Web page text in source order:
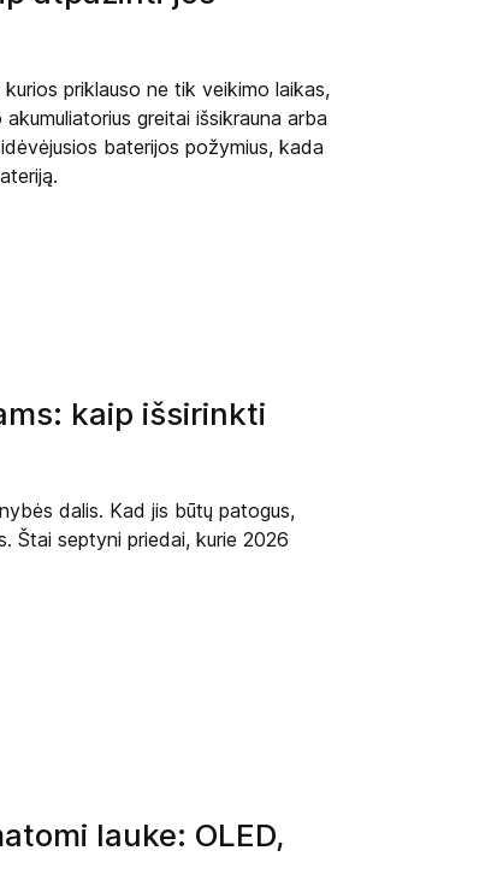
priklauso ne tik veikimo laikas,
greitai išsikrauna arba
baterijos požymius, kada
kaip išsirinkti
dalis. Kad jis būtų patogus,
Štai septyni priedai, kurie 2026
lauke: OLED,